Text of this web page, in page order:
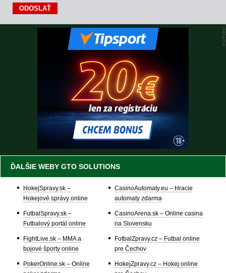
ĎALŠIE WEBY GTO SOLUTIONS
HokejSpravy.sk –
Hokejové správy online
FutbalSpravy.sk –
Futbalový portál online
FightLive.sk – MMA a
bojové športy online
PokerOnline.sk – Online
CasinoAutomaty.eu – Hracie
automaty zdarma
CasinoArena.sk – Online casina
na Slovensku
FotbalZpravy.cz – Futbal online
pre Čechov
HokejZpravy.cz – Hokej online